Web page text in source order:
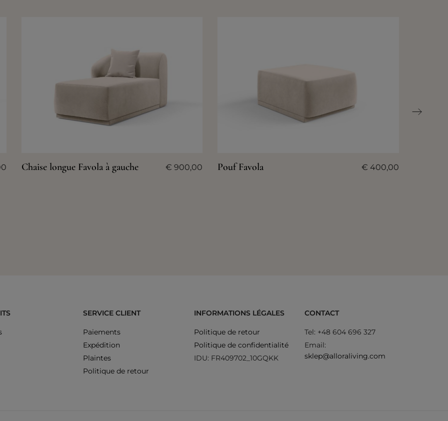
Chaise longue Favola à gauche € 900,00 Pouf Favola € 400,00
SERVICE CLIENT
Paiements
Expédition
Plaintes
Politique de retour
INFORMATIONS LÉGALES
Politique de retour
Politique de confidentialité
IDU: FR409702_10GQKK
CONTACT
Tel: +48 604 696 327
Email:
sklep@alloraliving.com